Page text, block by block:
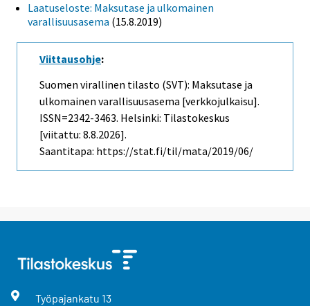
Laatuseloste: Maksutase ja ulkomainen
varallisuusasema (15.8.2019)
Viittausohje:
Suomen virallinen tilasto (SVT): Maksutase ja
ulkomainen varallisuusasema [verkkojulkaisu].
ISSN=2342-3463. Helsinki: Tilastokeskus
[viitattu: 8.8.2026].
Saantitapa: https://stat.fi/til/mata/2019/06/
Työpajankatu 13